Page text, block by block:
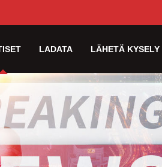
LADATA LÄHETÄ KYSELY